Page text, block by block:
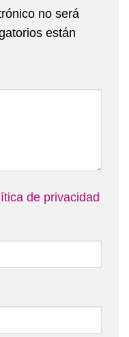
no será
están
de privacidad